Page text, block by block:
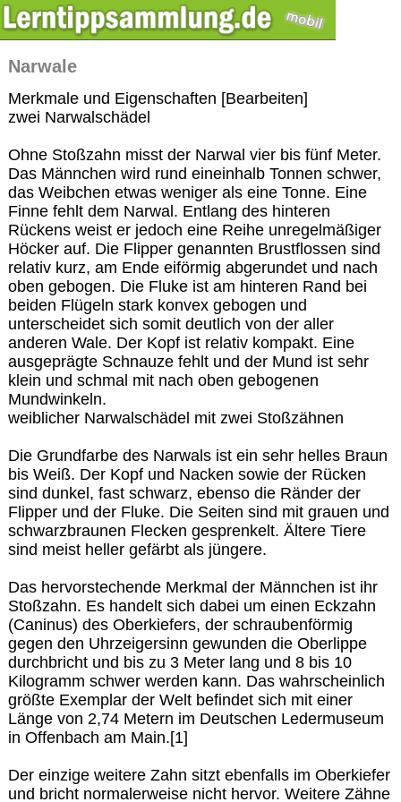
Narwale
Merkmale und Eigenschaften [Bearbeiten]
zwei Narwalschädel
Ohne Stoßzahn misst der Narwal vier bis fünf Meter.
Das Männchen wird rund eineinhalb Tonnen schwer,
das Weibchen etwas weniger als eine Tonne. Eine
Finne fehlt dem Narwal. Entlang des hinteren
Rückens weist er jedoch eine Reihe unregelmäßiger
Höcker auf. Die Flipper genannten Brustflossen sind
relativ kurz, am Ende eiförmig abgerundet und nach
oben gebogen. Die Fluke ist am hinteren Rand bei
beiden Flügeln stark konvex gebogen und
unterscheidet sich somit deutlich von der aller
anderen Wale. Der Kopf ist relativ kompakt. Eine
ausgeprägte Schnauze fehlt und der Mund ist sehr
klein und schmal mit nach oben gebogenen
Mundwinkeln.
weiblicher Narwalschädel mit zwei Stoßzähnen
Die Grundfarbe des Narwals ist ein sehr helles Braun
bis Weiß. Der Kopf und Nacken sowie der Rücken
sind dunkel, fast schwarz, ebenso die Ränder der
Flipper und der Fluke. Die Seiten sind mit grauen und
schwarzbraunen Flecken gesprenkelt. Ältere Tiere
sind meist heller gefärbt als jüngere.
Das hervorstechende Merkmal der Männchen ist ihr
Stoßzahn. Es handelt sich dabei um einen Eckzahn
(Caninus) des Oberkiefers, der schraubenförmig
gegen den Uhrzeigersinn gewunden die Oberlippe
durchbricht und bis zu 3 Meter lang und 8 bis 10
Kilogramm schwer werden kann. Das wahrscheinlich
größte Exemplar der Welt befindet sich mit einer
Länge von 2,74 Metern im Deutschen Ledermuseum
in Offenbach am Main.[1]
Der einzige weitere Zahn sitzt ebenfalls im Oberkiefer
und bricht normalerweise nicht hervor. Weitere Zähne